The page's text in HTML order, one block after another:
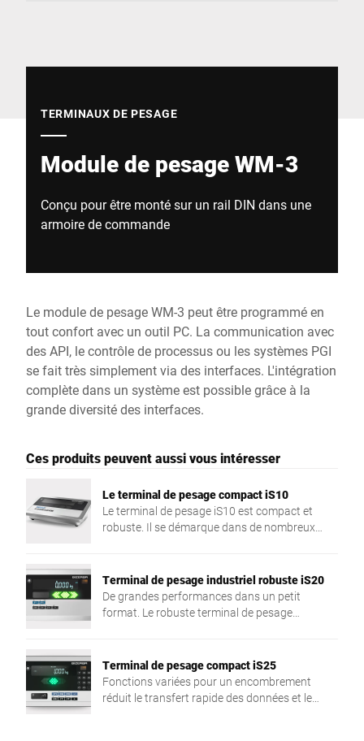
TERMINAUX DE PESAGE
Module de pesage WM-3
Conçu pour être monté sur un rail DIN dans une
armoire de commande
Le module de pesage WM-3 peut être programmé en
tout confort avec un outil PC. La communication avec
des API, le contrôle de processus ou les systèmes PGI
se fait très simplement via des interfaces. L'intégration
complète dans un système est possible grâce à la
grande diversité des interfaces.
Ces produits peuvent aussi vous intéresser
Le terminal de pesage compact iS10
Le terminal de pesage iS10 est compact et
robuste. Il se démarque dans de nombreux
l'expédition, l'enregistrement ou l'inventaire. Il
est facile à utiliser et fabriqué en acier
inoxydable.
Terminal de pesage industriel robuste iS20
De grandes performances dans un petit
format. Le robuste terminal de pesage
des commandes, emballage, livraison,
documentation et inventaire. Il est facile à
utiliser et sa conception est en acier
Terminal de pesage compact iS25
Fonctions variées pour un encombrement
réduit le transfert rapide des données et le